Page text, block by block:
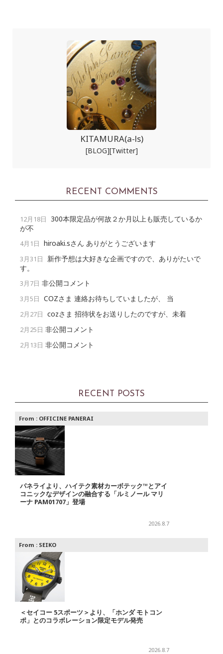
KITAMURA(a-ls)
[BLOG][Twitter]
RECENT COMMENTS
12月18日 300本限定品が何故２か月以上も販売しているか
が不
4月1日 hiroaki.sさん ありがとうございます
3月31日
新作予想は大好きな企画ですので、ありがたいで
す。
3月7日 非公開コメント
3月5日 COZさま 連絡お待ちしていましたが、 当
2月27日 cozさま 招待状をお送りしたのですが、未着
2月25日 非公開コメント
2月13日 非公開コメント
RECENT POSTS
From : OFFICINE PANERAI
パネライより、ハイテク素材カーボテック™とアイ
コニックなデザインの融合する「ルミノール マリ
ーナ PAM01707」登場
2026.8.7
From : SEIKO
＜セイコー 5スポーツ＞より、「ホンダ モトコン
ポ」とのコラボレーション限定モデル発売
2026.8.7